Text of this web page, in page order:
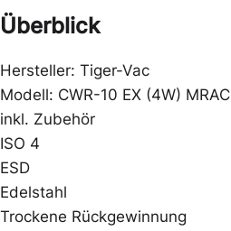
Überblick
Hersteller: Tiger-Vac
Modell: CWR-10 EX (4W) MRAC
inkl. Zubehör
ISO 4
ESD
Edelstahl
Trockene Rückgewinnung